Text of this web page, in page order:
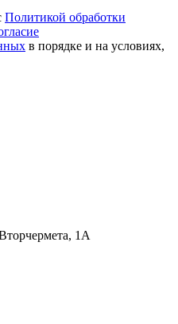
Политикой обработки
в порядке и на условиях,
1А